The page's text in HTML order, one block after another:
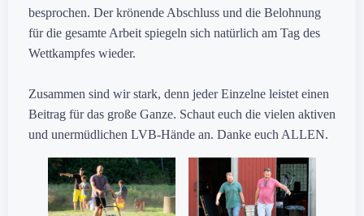
besprochen. Der krönende Abschluss und die Belohnung
für die gesamte Arbeit spiegeln sich natürlich am Tag des
Wettkampfes wieder.
Zusammen sind wir stark, denn jeder Einzelne leistet einen
Beitrag für das große Ganze. Schaut euch die vielen aktiven
und unermüdlichen LVB-Hände an. Danke euch ALLEN.